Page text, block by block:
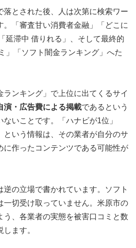
落とされた後、人は次第に検索ワー
。「審査甘い消費者金融」「どこに
延滞中 借りれる」、そして最終的
」「ソフト闇金ランキング」へた
ランキング」で上位に出てくるサイ
演・広告費による掲載であるという
いことです。「ハナビが1位」
という情報は、その業者が自分のサ
に作ったコンテンツである可能性が
逆の立場で書かれています。ソフト
一切受け取っていません。米原市の
う、各業者の実態を被害口コミと数
ます。